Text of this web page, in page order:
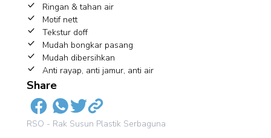
Ringan & tahan air
Motif nett
Tekstur doff
Mudah bongkar pasang
Mudah dibersihkan
Anti rayap, anti jamur, anti air
Share
RSO - Rak Susun Plastik Serbaguna